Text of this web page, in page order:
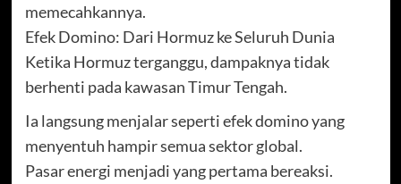
memecahkannya.
Efek Domino: Dari Hormuz ke Seluruh Dunia
Ketika Hormuz terganggu, dampaknya tidak
berhenti pada kawasan Timur Tengah.
Ia langsung menjalar seperti efek domino yang
menyentuh hampir semua sektor global.
Pasar energi menjadi yang pertama bereaksi.